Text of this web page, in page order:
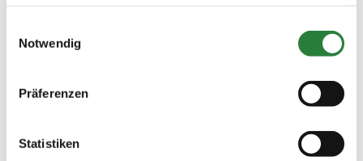
Notwendig
Präferenzen
Statistiken
Preisgeld
LKL/Art
13.06.2026
DRE
150,00 €